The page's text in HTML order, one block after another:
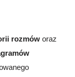
rozmów oraz